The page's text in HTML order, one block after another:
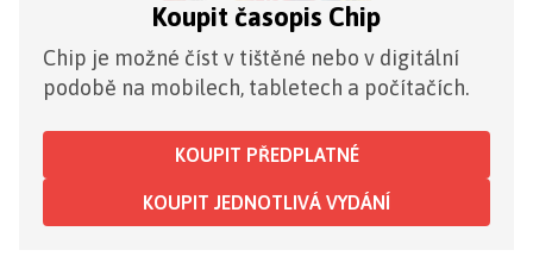
Koupit časopis Chip
Chip je možné číst v tištěné nebo v digitální
podobě na mobilech, tabletech a počítačích.
KOUPIT PŘEDPLATNÉ
KOUPIT JEDNOTLIVÁ VYDÁNÍ